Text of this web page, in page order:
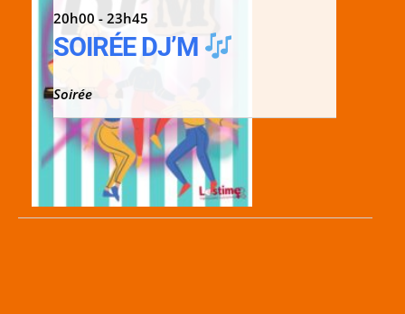
20h00 - 23h45
SOIRÉE DJ’M
Soirée